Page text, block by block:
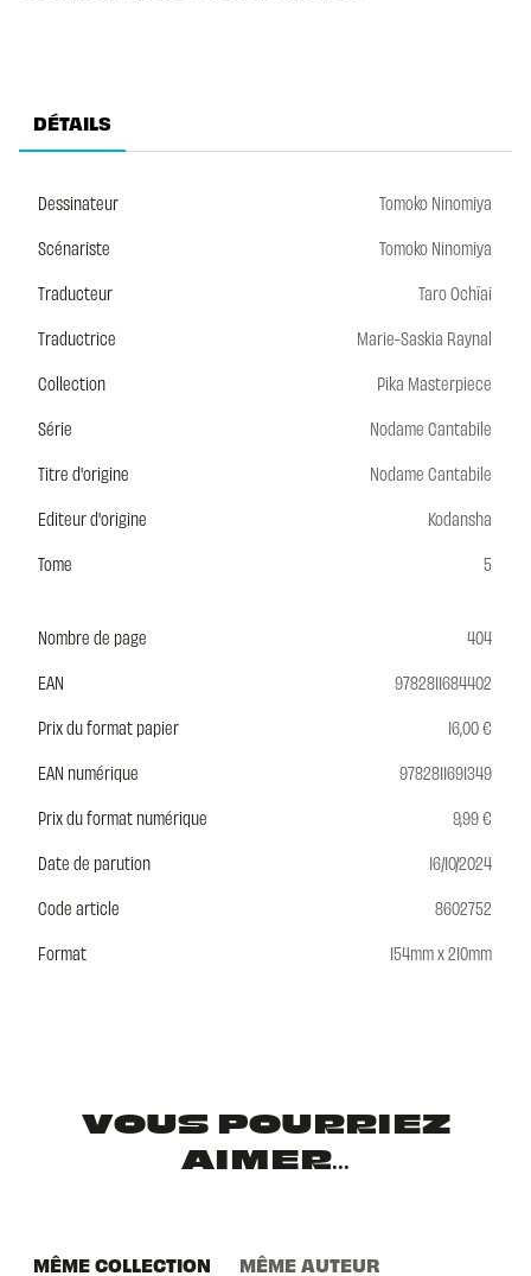
DÉTAILS
Dessinateur
Tomoko Ninomiya
Scénariste
Tomoko Ninomiya
Traducteur
Taro Ochïai
Traductrice
Marie-Saskia Raynal
Collection
Pika Masterpiece
Série
Nodame Cantabile
Titre d'origine
Nodame Cantabile
Editeur d'origine
Kodansha
Tome
5
Nombre de page
404
EAN
9782811684402
Prix du format papier
16,00 €
EAN numérique
9782811691349
Prix du format numérique
9,99 €
Date de parution
16/10/2024
Code article
8602752
Format
154mm x 210mm
VOUS POURRIEZ
AIMER...
MÊME COLLECTION MÊME AUTEUR